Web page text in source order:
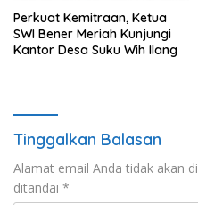
Perkuat Kemitraan, Ketua
SWI Bener Meriah Kunjungi
Kantor Desa Suku Wih Ilang
Tinggalkan Balasan
Alamat email Anda tidak akan
ditandai *